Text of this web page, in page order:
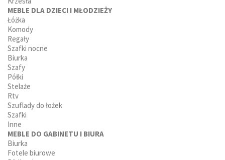
MEBLE DLA DZIECI I MŁODZIEŻY
Łóżka
Komody
Regały
Szafki nocne
Biurka
Szafy
Półki
Stelaże
Rtv
Szuflady do łożek
Szafki
Inne
MEBLE DO GABINETU I BIURA
Biurka
Fotele biurowe